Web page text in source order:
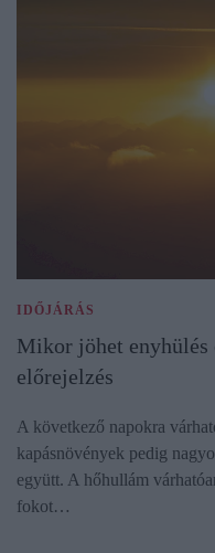
IDŐJÁRÁS
Mikor jöhet enyhülés
előrejelzés
A következő napokra
kapásnövények pedig
együtt. A hőhullám
fokot…